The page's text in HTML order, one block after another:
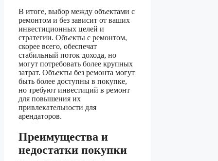
В итоге, выбор между объектами с
ремонтом и без зависит от ваших
инвестиционных целей и
стратегии. Объекты с ремонтом,
скорее всего, обеспечат
стабильный поток дохода, но
могут потребовать более крупных
затрат. Объекты без ремонта могут
быть более доступны в покупке,
но требуют инвестиций в ремонт
для повышения их
привлекательности для
арендаторов.
Преимущества и
недостатки покупки